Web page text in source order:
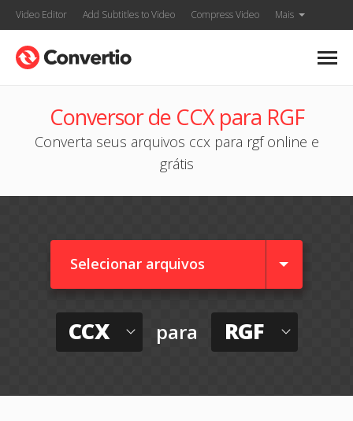
Video Editor Add Subtitles to Video Compress Video Mais
Conversor de CCX para RGF
Converta seus arquivos ccx para rgf online e
grátis
Selecionar arquivos
CCX para RGF